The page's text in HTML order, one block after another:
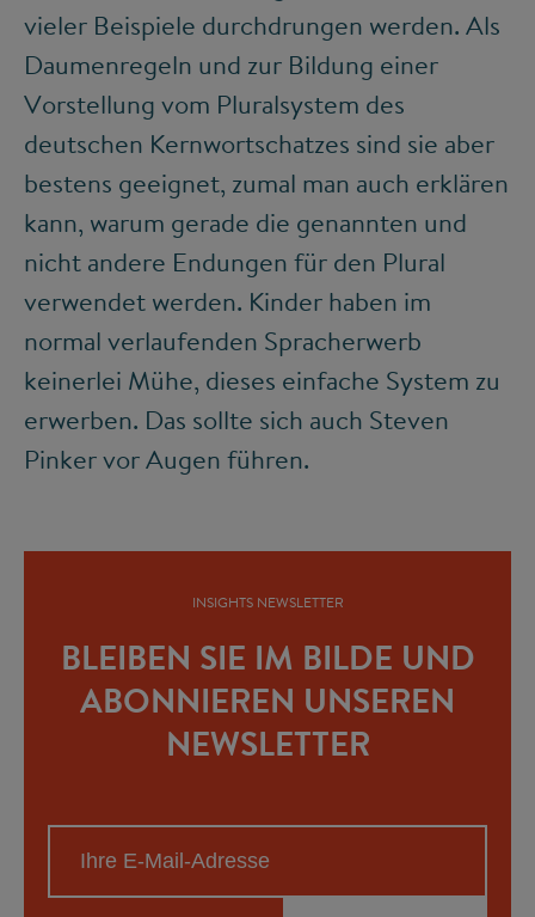
vieler Beispiele durchdrungen werden. Als
Daumenregeln und zur Bildung einer
Vorstellung vom Pluralsystem des
deutschen Kernwortschatzes sind sie aber
bestens geeignet, zumal man auch erklären
kann, warum gerade die genannten und
nicht andere Endungen für den Plural
verwendet werden. Kinder haben im
normal verlaufenden Spracherwerb
keinerlei Mühe, dieses einfache System zu
erwerben. Das sollte sich auch Steven
Pinker vor Augen führen.
INSIGHTS NEWSLETTER
BLEIBEN SIE IM BILDE UND
ABONNIEREN UNSEREN
NEWSLETTER